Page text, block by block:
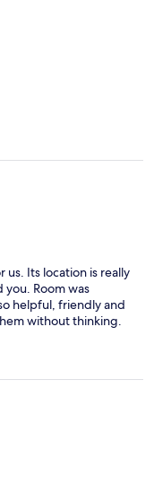
us. Its location is really
Room was
helpful, friendly and
without thinking.